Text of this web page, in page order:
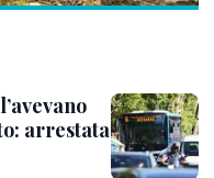
arrestata